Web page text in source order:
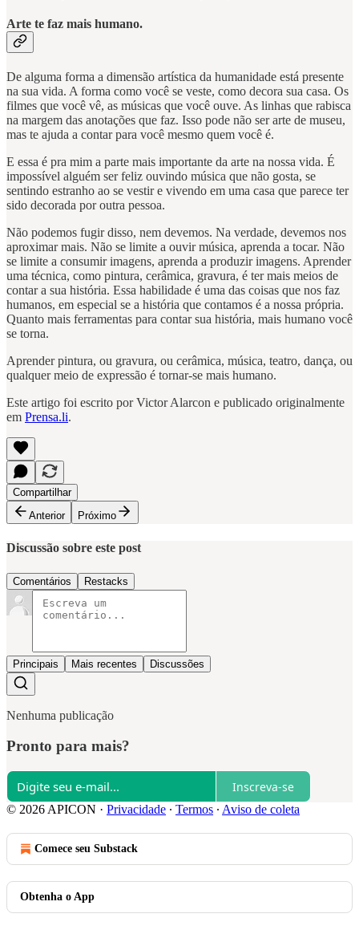
Arte te faz mais humano.
De alguma forma a dimensão artística da humanidade está presente
na sua vida. A forma como você se veste, como decora sua casa. Os
filmes que você vê, as músicas que você ouve. As linhas que rabisca
na margem das anotações que faz. Isso pode não ser arte de museu,
mas te ajuda a contar para você mesmo quem você é.
E essa é pra mim a parte mais importante da arte na nossa vida. É
impossível alguém ser feliz ouvindo música que não gosta, se
sentindo estranho ao se vestir e vivendo em uma casa que parece ter
sido decorada por outra pessoa.
Não podemos fugir disso, nem devemos. Na verdade, devemos nos
aproximar mais. Não se limite a ouvir música, aprenda a tocar. Não
se limite a consumir imagens, aprenda a produzir imagens. Aprender
uma técnica, como pintura, cerâmica, gravura, é ter mais meios de
contar a sua história. Essa habilidade é uma das coisas que nos faz
humanos, em especial se a história que contamos é a nossa própria.
Quanto mais ferramentas para contar sua história, mais humano você
se torna.
Aprender pintura, ou gravura, ou cerâmica, música, teatro, dança, ou
qualquer meio de expressão é tornar-se mais humano.
Este artigo foi escrito por Victor Alarcon e publicado originalmente
em Prensa.li.
Compartilhar
Anterior
Próximo
Discussão sobre este post
Comentários Restacks
Principais Mais recentes Discussões
Nenhuma publicação
Pronto para mais?
Inscreva-se
© 2026 APICON · Privacidade ∙ Termos ∙ Aviso de coleta
Comece seu Substack
Obtenha o App